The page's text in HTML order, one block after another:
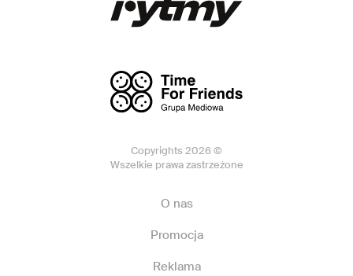
Copyrights 2026 ©
Wszelkie prawa zastrzeżone
O nas
Promocja
Reklama